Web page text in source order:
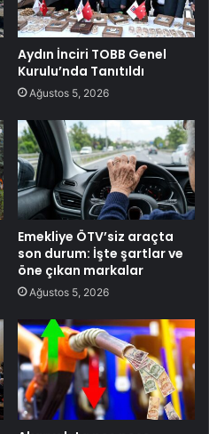
Aydın İnciri TOBB Genel
Kurulu’nda Tanıtıldı
Ağustos 5, 2026
Emekliye ÖTV’siz araçta
son durum: İşte şartlar ve
öne çıkan markalar
Ağustos 5, 2026